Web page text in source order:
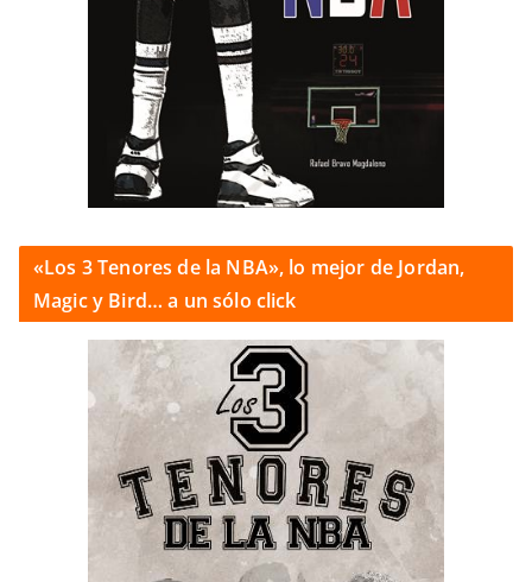
«Los 3 Tenores de la NBA», lo mejor de Jordan,
Magic y Bird… a un sólo click